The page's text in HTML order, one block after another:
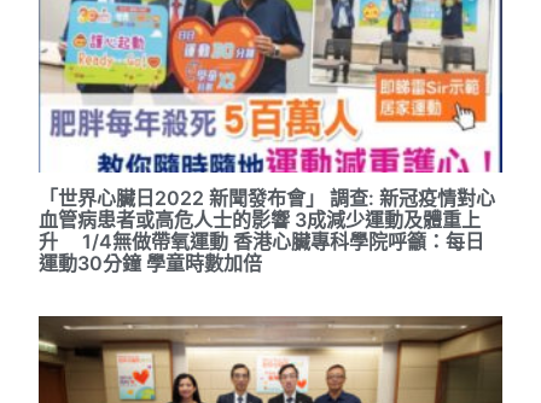
「世界心臟日2022 新聞發布會」 調查: 新冠疫情對心
血管病患者或高危人士的影響 3成減少運動及體重上
升 1/4無做帶氧運動 香港心臟專科學院呼籲：每日
運動30分鐘 學童時數加倍